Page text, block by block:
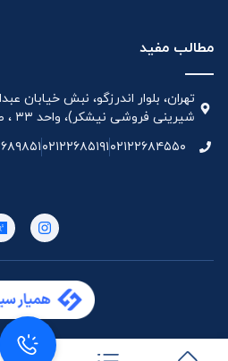
مطالب مفید
شیرینی فروشی نیشکر)، واحد ۳۳ ، طبقه ۵
۰۲۱۲۲۶۸۴۵۵۰۰۲۱۲۲۶۸۵۱۹۱